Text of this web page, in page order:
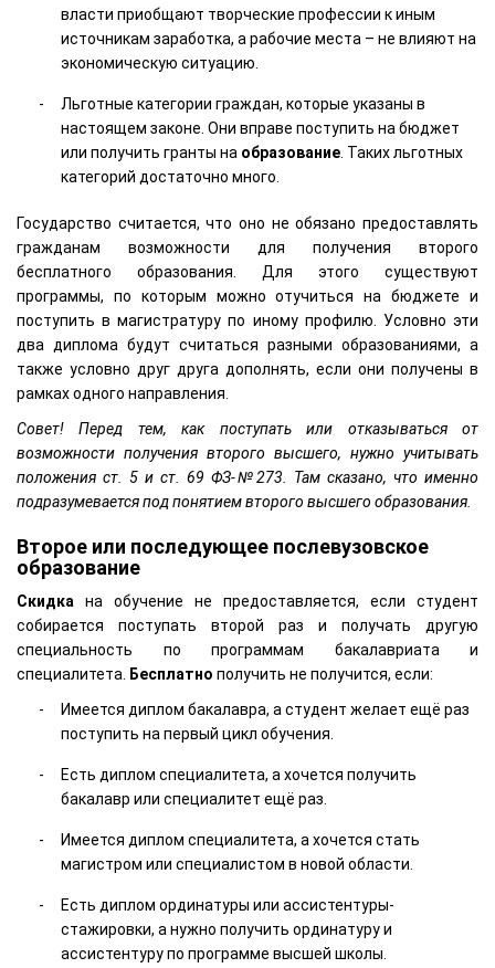
власти приобщают творческие профессии к иным
источникам заработка, а рабочие места – не влияют на
экономическую ситуацию.
Льготные категории граждан, которые указаны в
настоящем законе. Они вправе поступить на бюджет
или получить гранты на образование . Таких льготных
категорий достаточно много.
Государство считается, что оно не обязано предоставлять
гражданам возможности для получения второго
бесплатного образования. Для этого существуют
программы, по которым можно отучиться на бюджете и
поступить в магистратуру по иному профилю. Условно эти
два диплома будут считаться разными образованиями, а
также условно друг друга дополнять, если они получены в
рамках одного направления.
Совет! Перед тем, как поступать или отказываться от
возможности получения второго высшего, нужно учитывать
положения ст. 5 и ст. 69 ФЗ-№273. Там сказано, что именно
подразумевается под понятием второго высшего образования.
Второе или последующее послевузовское
образование
Скидка на обучение не предоставляется, если студент
собирается поступать второй раз и получать другую
специальность по программам бакалавриата и
специалитета.
Бесплатно получить не получится, если:
Имеется диплом бакалавра, а студент желает ещё раз
поступить на первый цикл обучения.
Есть диплом специалитета, а хочется получить
бакалавр или специалитет ещё раз.
Имеется диплом специалитета, а хочется стать
магистром или специалистом в новой области.
Есть диплом ординатуры или ассистентуры-
стажировки, а нужно получить ординатуру и
ассистентуру по программе высшей школы.